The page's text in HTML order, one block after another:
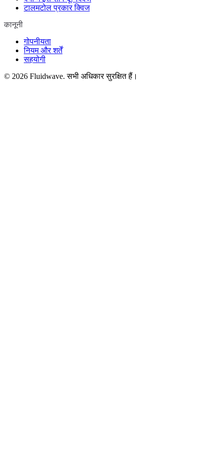
टालमटोल प्रकार क्विज
कानूनी
गोपनीयता
नियम और शर्तें
सहयोगी
© 2026 Fluidwave. सभी अधिकार सुरक्षित हैं।